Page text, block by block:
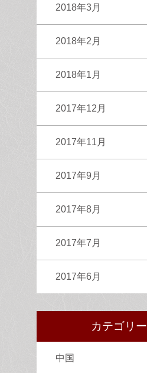
2018年3月
2018年2月
2018年1月
2017年12月
2017年11月
2017年9月
2017年8月
2017年7月
2017年6月
カテゴリー
中国